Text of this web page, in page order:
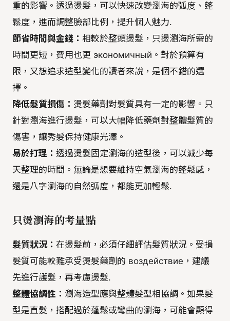
重的影響。透過燙髮，可以快速改變瀏海的弧度、蓬
鬆度，進而調整臉部比例，提升個人魅力.
節省時間與金錢： 相較於整頭燙髮，只燙瀏海所需的
時間更短，費用也更 экономичный。對於預算有
限，又想追求造型變化的讀者來說，是個不錯的選
擇。
降低髮質損傷： 燙髮藥劑對髮質具有一定的影響。只
針對瀏海進行燙髮，可以大幅降低藥劑對整體髮質的
傷害，讓秀髮保持健康光澤。
易於打理： 透過燙髮固定瀏海的造型後，可以減少每
天整理的時間。無論是想要維持空氣瀏海的蓬鬆感，
還是八字瀏海的自然弧度，都能更加輕鬆.
只燙瀏海的考量點
髮質狀況： 在燙髮前，必須仔細評估髮質狀況。受損
髮質可能較難承受燙髮藥劑的 воздействие，建議
先進行護髮，再考慮燙髮.
整體協調性： 瀏海造型應與整體髮型相協調。如果髮
型是直髮，搭配過於蓬鬆或彎曲的瀏海，可能會顯得